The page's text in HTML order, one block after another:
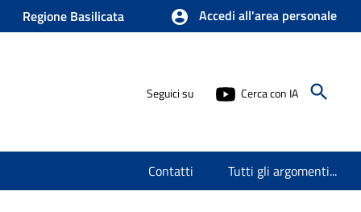
Regione Basilicata Accedi all'area personale
Seguici su Cerca con IA
Contatti Tutti gli argomenti...